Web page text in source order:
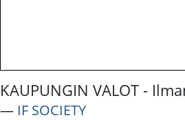
KAUPUNGIN VALOT -
― IF SOCIETY